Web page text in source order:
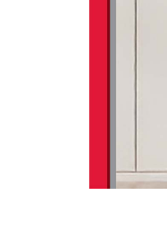
Trong thời
kiệm thời